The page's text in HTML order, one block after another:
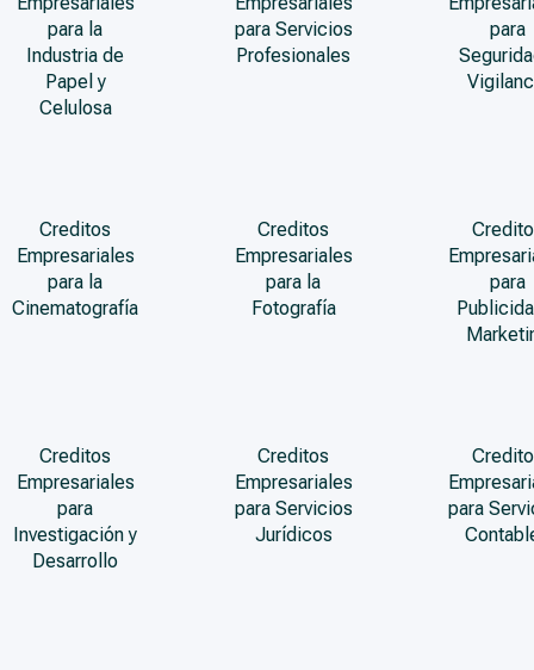
para la
Industria de
Papel y
Celulosa
para Servicios
Profesionales
para
Creditos
Empresariales
para la
Cinematografía
Creditos
Empresariales
para la
Fotografía
para
Creditos
Empresariales
para
Investigación y
Desarrollo
Creditos
Empresariales
para Servicios
Jurídicos
para